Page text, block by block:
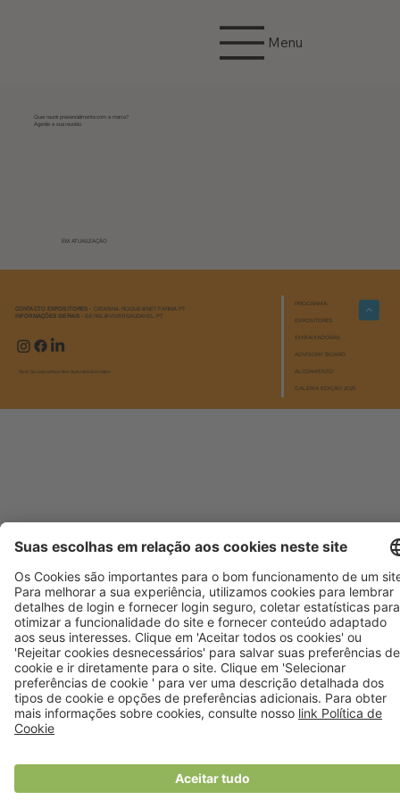
Menu
Quer reunir presencialmente com a marca?
Agende a sua reunião.
EM ATUALIZAÇÃO
CONTACTO EXPOSITORES - CATARINA.ROQUE@NETFARMA.PT
INFORMAÇÕES GERAIS -GERAL@VIVERSAUDAVEL.PT
PROGRAMA
EXPOSITORES
EMBAIXADORAS
ADVISORY BOARD
ALOJAMENTO
GALERIA EDIÇÃO 2025
Viver Saudável Nutrition Summit & Exhibition